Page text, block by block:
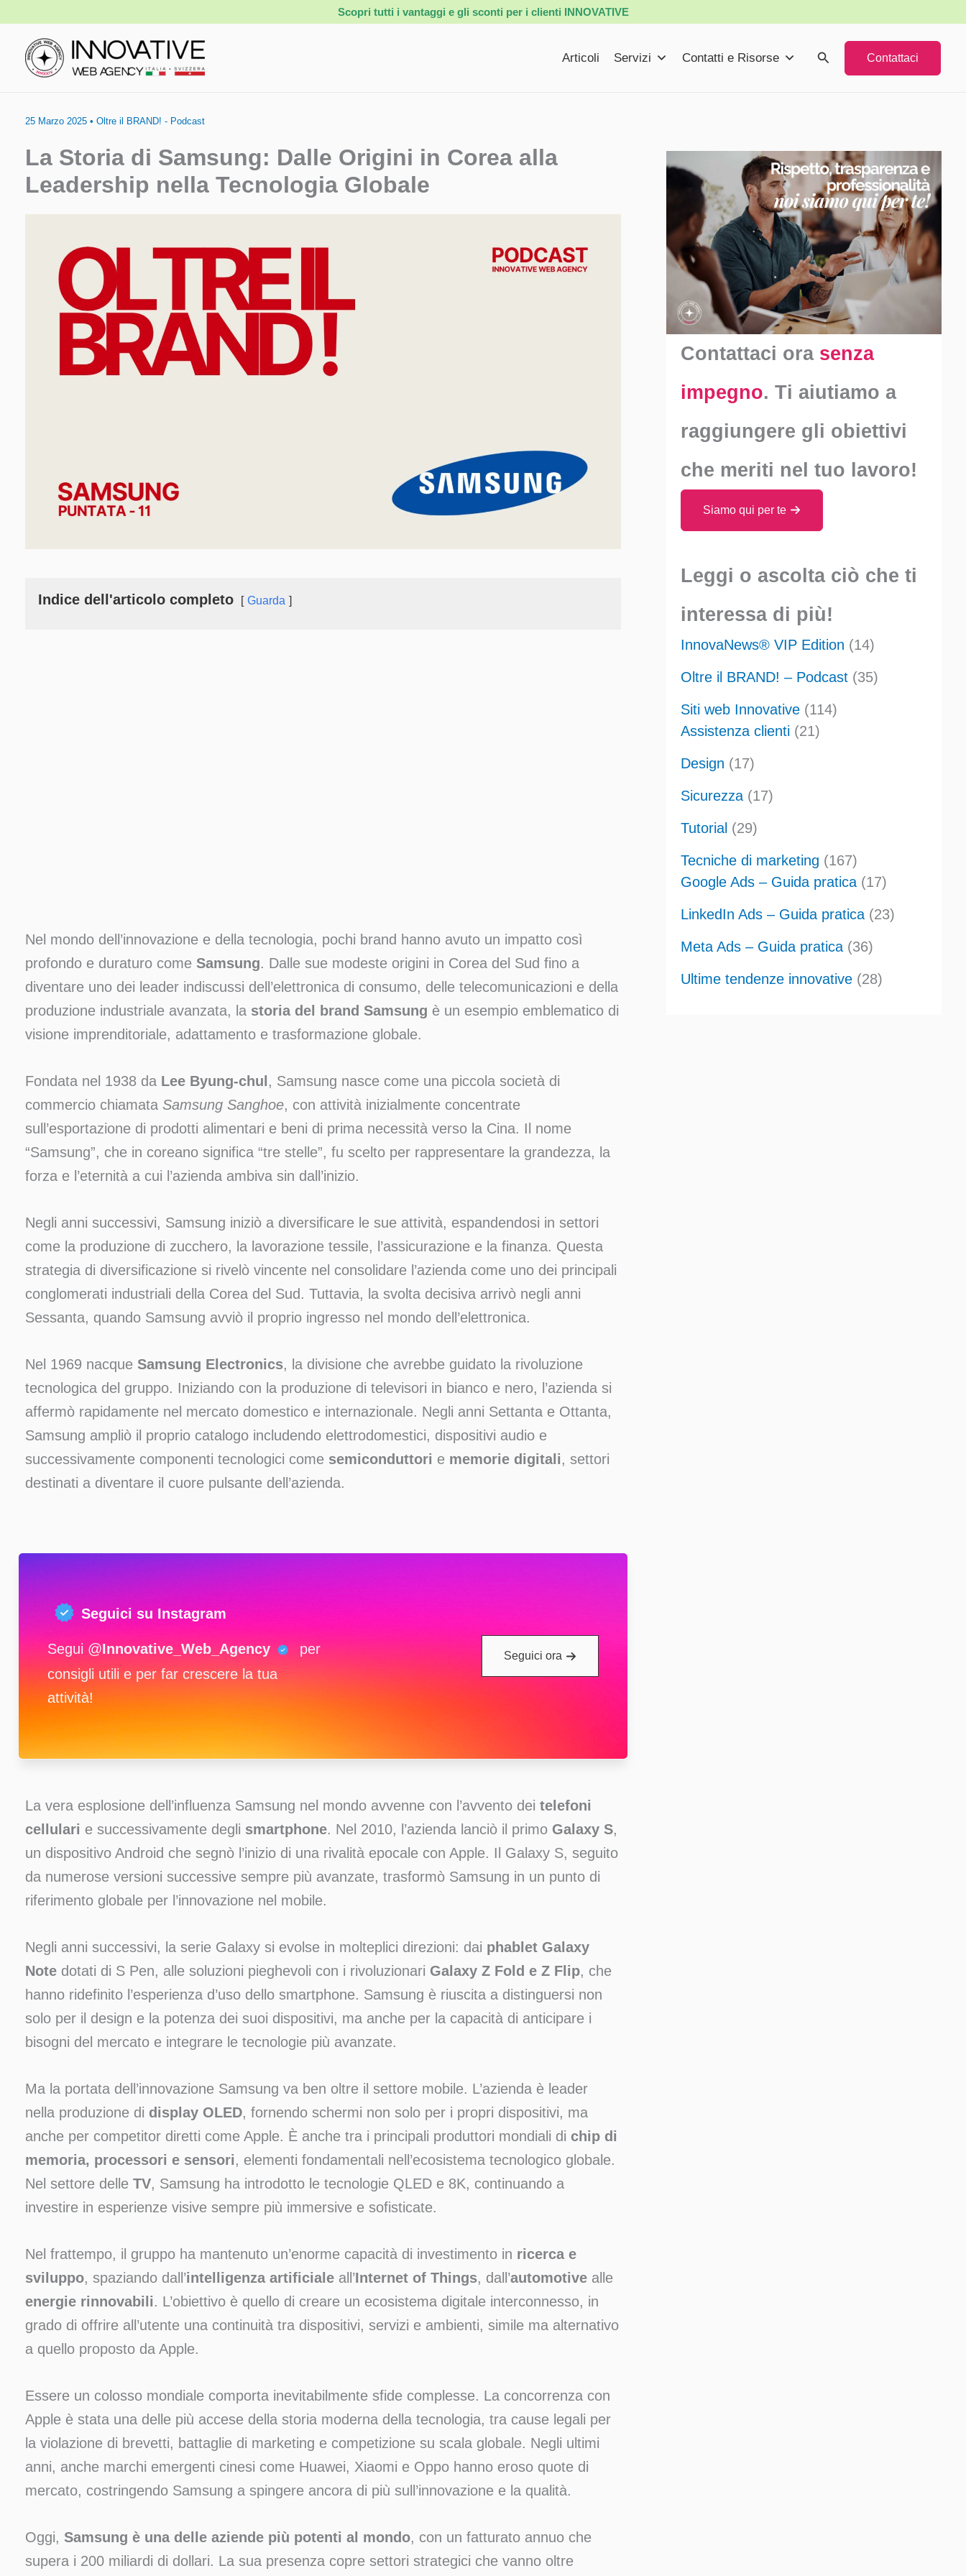
contenuto
Scopri tutti i vantaggi e gli sconti per i clienti INNOVATIVE
Articoli Servizi Contatti e Risorse Cerca Contattaci
25 Marzo 2025 • Oltre il BRAND! - Podcast
La Storia di Samsung: Dalle Origini in Corea alla
Leadership nella Tecnologia Globale
Indice dell'articolo completo Guarda
Nel mondo dell’innovazione e della tecnologia, pochi brand hanno avuto un impatto così
profondo e duraturo come Samsung. Dalle sue modeste origini in Corea del Sud fino a
diventare uno dei leader indiscussi dell’elettronica di consumo, delle telecomunicazioni e della
produzione industriale avanzata, la storia del brand Samsung è un esempio emblematico di
visione imprenditoriale, adattamento e trasformazione globale.
Fondata nel 1938 da Lee Byung-chul , Samsung nasce come una piccola società di
commercio chiamata Samsung Sanghoe, con attività inizialmente concentrate
sull’esportazione di prodotti alimentari e beni di prima necessità verso la Cina. Il nome
“Samsung”, che in coreano significa “tre stelle”, fu scelto per rappresentare la grandezza, la
forza e l’eternità a cui l’azienda ambiva sin dall’inizio.
Negli anni successivi, Samsung iniziò a diversificare le sue attività, espandendosi in settori
come la produzione di zucchero, la lavorazione tessile, l’assicurazione e la finanza. Questa
strategia di diversificazione si rivelò vincente nel consolidare l’azienda come uno dei principali
conglomerati industriali della Corea del Sud. Tuttavia, la svolta decisiva arrivò negli anni
Sessanta, quando Samsung avviò il proprio ingresso nel mondo dell’elettronica.
Nel 1969 nacque Samsung Electronics, la divisione che avrebbe guidato la rivoluzione
tecnologica del gruppo. Iniziando con la produzione di televisori in bianco e nero, l’azienda si
affermò rapidamente nel mercato domestico e internazionale. Negli anni Settanta e Ottanta,
Samsung ampliò il proprio catalogo includendo elettrodomestici, dispositivi audio e
successivamente componenti tecnologici come semiconduttori e memorie digitali, settori
destinati a diventare il cuore pulsante dell’azienda.
Seguici su Instagram
Segui @Innovative_Web_Agency
per
consigli utili e per far crescere la tua
attività!
Seguici ora
La vera esplosione dell’influenza Samsung nel mondo avvenne con l’avvento dei telefoni
cellulari e successivamente degli smartphone. Nel 2010, l’azienda lanciò il primo Galaxy S,
un dispositivo Android che segnò l’inizio di una rivalità epocale con Apple. Il Galaxy S, seguito
da numerose versioni successive sempre più avanzate, trasformò Samsung in un punto di
riferimento globale per l’innovazione nel mobile.
Negli anni successivi, la serie Galaxy si evolse in molteplici direzioni: dai phablet Galaxy
Note dotati di S Pen, alle soluzioni pieghevoli con i rivoluzionari Galaxy Z Fold e Z Flip, che
hanno ridefinito l’esperienza d’uso dello smartphone. Samsung è riuscita a distinguersi non
solo per il design e la potenza dei suoi dispositivi, ma anche per la capacità di anticipare i
bisogni del mercato e integrare le tecnologie più avanzate.
Ma la portata dell’innovazione Samsung va ben oltre il settore mobile. L’azienda è leader
nella produzione di display OLED, fornendo schermi non solo per i propri dispositivi, ma
anche per competitor diretti come Apple. È anche tra i principali produttori mondiali di chip di
memoria, processori e sensori, elementi fondamentali nell’ecosistema tecnologico globale.
Nel settore delle TV, Samsung ha introdotto le tecnologie QLED e 8K, continuando a
investire in esperienze visive sempre più immersive e sofisticate.
Nel frattempo, il gruppo ha mantenuto un’enorme capacità di investimento in ricerca e
sviluppo, spaziando dall’intelligenza artificiale all’Internet of Things, dall’automotive alle
energie rinnovabili. L’obiettivo è quello di creare un ecosistema digitale interconnesso, in
grado di offrire all’utente una continuità tra dispositivi, servizi e ambienti, simile ma alternativo
a quello proposto da Apple.
Essere un colosso mondiale comporta inevitabilmente sfide complesse. La concorrenza con
Apple è stata una delle più accese della storia moderna della tecnologia, tra cause legali per
la violazione di brevetti, battaglie di marketing e competizione su scala globale. Negli ultimi
anni, anche marchi emergenti cinesi come Huawei, Xiaomi e Oppo hanno eroso quote di
mercato, costringendo Samsung a spingere ancora di più sull’innovazione e la qualità.
Oggi, Samsung è una delle aziende più potenti al mondo, con un fatturato annuo che
supera i 200 miliardi di dollari. La sua presenza copre settori strategici che vanno oltre
Contattaci ora senza
impegno. Ti aiutiamo a
raggiungere gli obiettivi
che meriti nel tuo lavoro!
Siamo qui per te
Leggi o ascolta ciò che ti
interessa di più!
InnovaNews® VIP Edition (14)
Oltre il BRAND! – Podcast(35)
Siti web Innovative(114)
Assistenza clienti(21)
Design (17)
Sicurezza(17)
Tutorial(29)
Tecniche di marketing (167)
Google Ads – Guida pratica(17)
LinkedIn Ads – Guida pratica(23)
Meta Ads – Guida pratica(36)
Ultime tendenze innovative(28)